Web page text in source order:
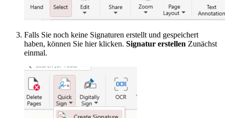
Falls Sie noch keine Signaturen erstellt und gespeichert
haben, können Sie hier klicken. Signatur erstellen Zunächst
einmal.